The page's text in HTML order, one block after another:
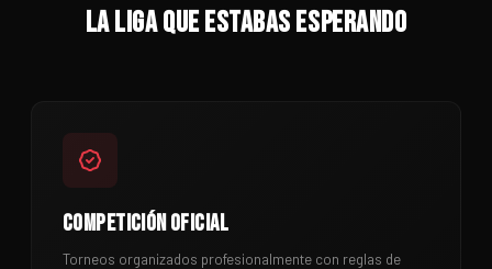
LA LIGA QUE ESTABAS ESPERANDO
COMPETICIÓN OFICIAL
Torneos organizados profesionalmente con reglas de